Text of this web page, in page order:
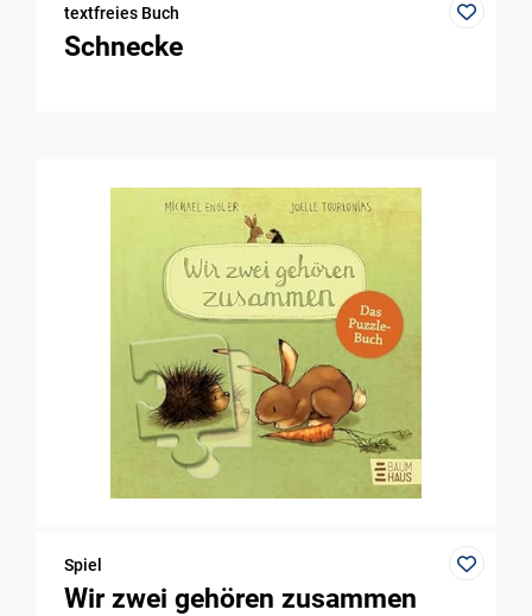
textfreies Buch
Schnecke
Spiel
Wir zwei gehören zusammen